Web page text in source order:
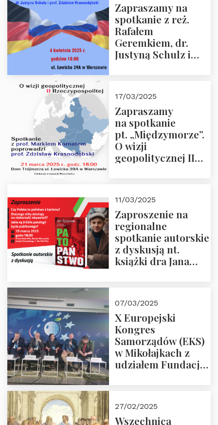
Zapraszamy na
spotkanie z reż.
Rafałem
Geremkiem, dr.
Justyną Schulz i
“Rosja-Niemcy…”
17/03/2025
Zapraszamy
na spotkanie
pt. „Międzymorze”.
O wizji
geopolitycznej II
i prof.
Krasnodębski
11/03/2025
Zaproszenie na
regionalne
spotkanie autorskie
z dyskusją nt.
książki dra Jana
07/03/2025
X Europejski
Kongres
Samorządów (EKS)
w Mikołajkach z
udziałem Fundacji
27/02/2025
Wszechnica